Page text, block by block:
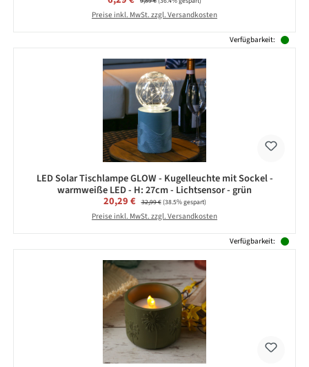
Preise inkl. MwSt. zzgl. Versandkosten
Verfügbarkeit:
LED Solar Tischlampe GLOW - Kugelleuchte mit Sockel -
warmweiße LED - H: 27cm - Lichtsensor - grün
Verkaufspreis:
20,29 € Regulärer Preis:
32,99 €(38.5% gespart)
Preise inkl. MwSt. zzgl. Versandkosten
Verfügbarkeit: